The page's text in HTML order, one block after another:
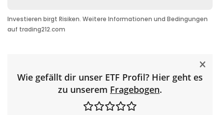
Wie gefällt dir unser ETF Profil? Hier geht es
zu unserem Fragebogen.